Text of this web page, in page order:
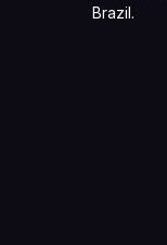
Brazil.